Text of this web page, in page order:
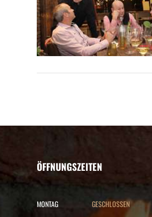
ÖFFNUNGSZEITEN
MONTAG GESCHLOSSEN